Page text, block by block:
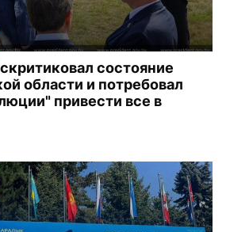
состояние
области и потребовал
привести все в